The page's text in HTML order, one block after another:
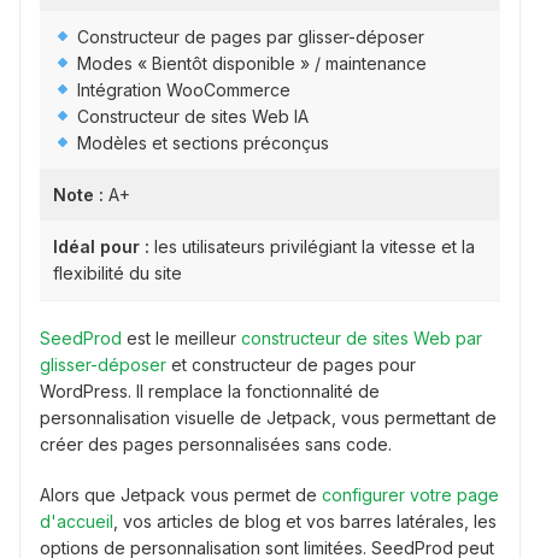
Constructeur de pages par glisser-déposer
Modes « Bientôt disponible » / maintenance
Intégration WooCommerce
Constructeur de sites Web IA
Modèles et sections préconçus
Note : A+
Idéal pour : les utilisateurs privilégiant la vitesse et la
flexibilité du site
SeedProd est le meilleur constructeur de sites Web par
glisser-déposer et constructeur de pages pour
WordPress. Il remplace la fonctionnalité de
personnalisation visuelle de Jetpack, vous permettant de
créer des pages personnalisées sans code.
Alors que Jetpack vous permet de configurer votre page
d'accueil , vos articles de blog et vos barres latérales, les
options de personnalisation sont limitées. SeedProd peut